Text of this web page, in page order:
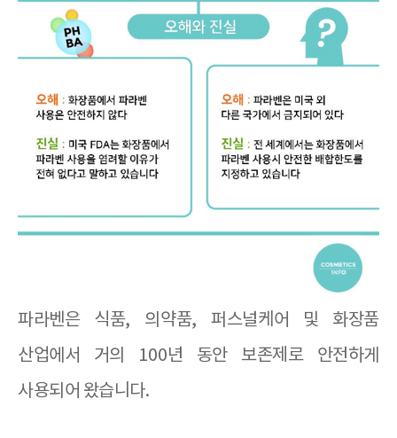
파라벤은 식품, 의약품,퍼스널케어 및 화장품
산업에서 거의 100년 동안 보존제로 안전하게
사용되어 왔습니다.